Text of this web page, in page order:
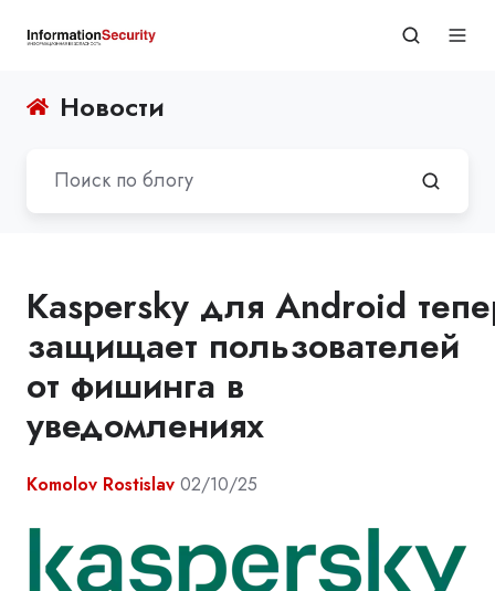
Новости
Kaspersky для Android
защищает пользователей
от фишинга в
уведомлениях
Komolov Rostislav 02/10/25